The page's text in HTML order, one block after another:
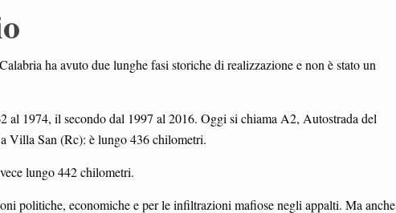
ha avuto due lunghe fasi storiche di realizzazione e non è stato un
al 1974, il secondo dal 1997 al 2016. Oggi si chiama A2, Autostrada del
Villa San (Rc): è lungo 436 chilometri.
lungo 442 chilometri.
politiche, economiche e per le infiltrazioni mafiose negli appalti. Ma anche